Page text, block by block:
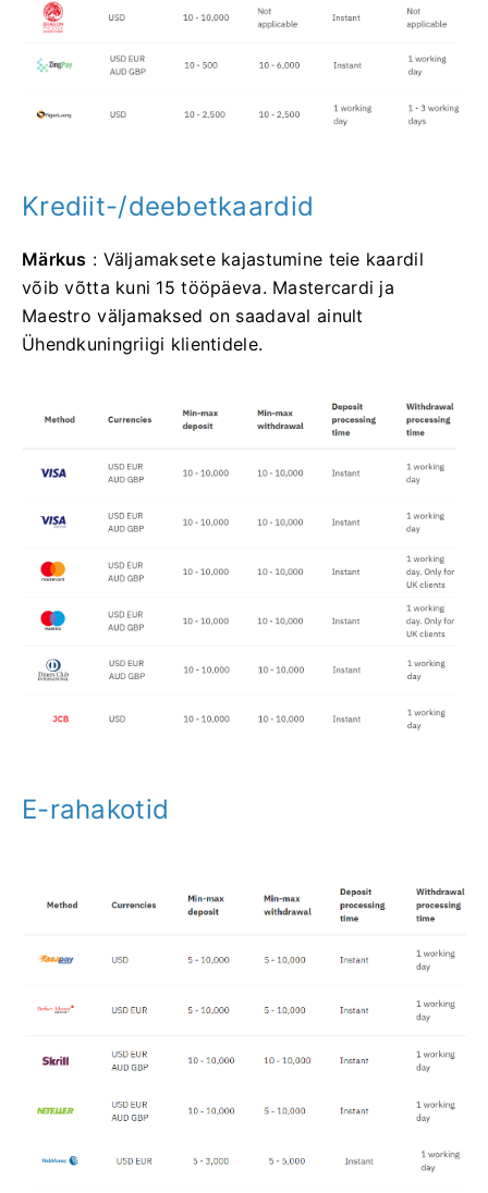
Krediit-/deebetkaardid
Märkus : Väljamaksete kajastumine teie kaardil
võib võtta kuni 15 tööpäeva. Mastercardi ja
Maestro väljamaksed on saadaval ainult
Ühendkuningriigi klientidele.
E-rahakotid